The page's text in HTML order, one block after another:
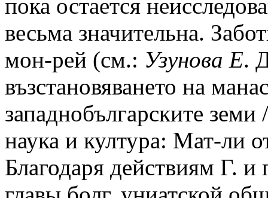
пока остается
весьма значительна.
мон-рей (см.: Узунова Е.
възстановяването на
западнобългарските
наука и култура: Мат-ли
Благодаря действиям Г.